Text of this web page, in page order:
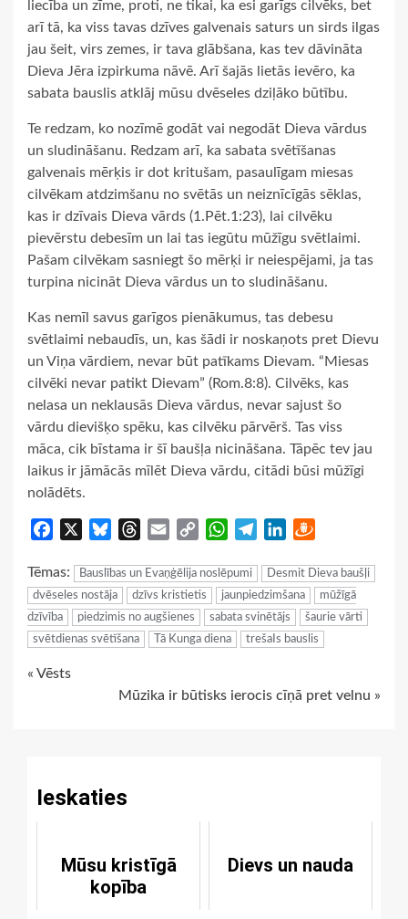
liecība un zīme, proti, ne tikai, ka esi garīgs cilvēks, bet
arī tā, ka viss tavas dzīves galvenais saturs un sirds ilgas
jau šeit, virs zemes, ir tava glābšana, kas tev dāvināta
Dieva Jēra izpirkuma nāvē. Arī šajās lietās ievēro, ka
sabata bauslis atklāj mūsu dvēseles dziļāko būtību.
Te redzam, ko nozīmē godāt vai negodāt Dieva vārdus
un sludināšanu. Redzam arī, ka sabata svētīšanas
galvenais mērķis ir dot kritušam, pasaulīgam miesas
cilvēkam atdzimšanu no svētās un neiznīcīgās sēklas,
kas ir dzīvais Dieva vārds (1.Pēt.1:23), lai cilvēku
pievērstu debesīm un lai tas iegūtu mūžīgu svētlaimi.
Pašam cilvēkam sasniegt šo mērķi ir neiespējami, ja tas
turpina nicināt Dieva vārdus un to sludināšanu.
Kas nemīl savus garīgos pienākumus, tas debesu
svētlaimi nebaudīs, un, kas šādi ir noskaņots pret Dievu
un Viņa vārdiem, nevar būt patīkams Dievam. “Miesas
cilvēki nevar patikt Dievam” (Rom.8:8). Cilvēks, kas
nelasa un neklausās Dieva vārdus, nevar sajust šo
vārdu dievišķo spēku, kas cilvēku pārvērš. Tas viss
māca, cik bīstama ir šī baušļa nicināšana. Tāpēc tev jau
laikus ir jāmācās mīlēt Dieva vārdu, citādi būsi mūžīgi
nolādēts.
Facebook BlueskyThreads
Email
Copy
WhatsApp
TelegramLinkedIn
Tēmas: Bauslības un Evaņģēlija noslēpumi
Desmit Dieva baušļi
dvēseles nostāja
dzīvs kristietis jaunpiedzimšana
mūžīgā
dzīvība
piedzimis no augšienes sabata svinētājs
šaurie vārti
svētdienas svētīšana
Tā Kunga diena trešaIs bauslis
Continue
« Vēsts
Mūzika ir būtisks ierocis cīņā pret velnu »
Ieskaties
Mūsu kristīgā
kopība
Dievs un nauda